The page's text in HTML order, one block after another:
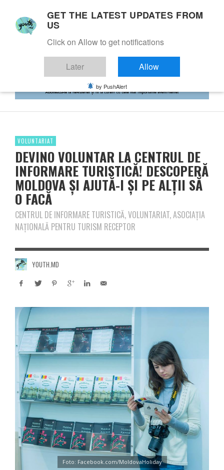
VOLUNTARIAT
DEVINO VOLUNTAR LA CENTRUL DE
INFORMARE TURISTICĂ! DESCOPERĂ
MOLDOVA ȘI AJUTĂ-I ȘI PE ALȚII SĂ
O FACĂ
CENTRUL DE INFORMARE TURISTICĂ, VOLUNTARIAT, ASOCIAȚIA
NAȚIONALĂ PENTRU TURISM RECEPTOR
YOUTH.MD
Foto: Facebook.com/MoldovaHoliday
GET THE LATEST UPDATES FROM
US
Click on Allow to get notifications
Later Allow
by PushAlert